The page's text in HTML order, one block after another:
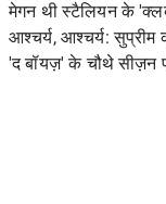
मेगन थी स्टैलियन के
आश्चर्य, आश्चर्य: सुप्रीम
'द बॉयज़' के चौथे सीज़न